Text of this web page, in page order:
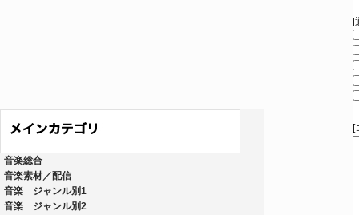
音楽総合
音楽素材／配信
音楽 ジャンル別1
音楽 ジャンル別2
[
[